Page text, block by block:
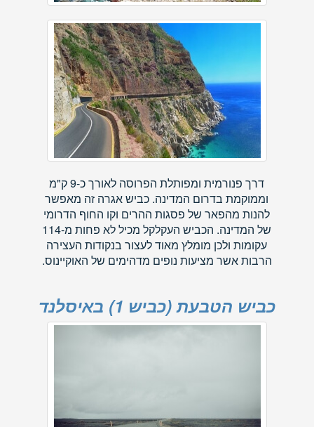
דרך פנורמית ומפותלת הפרוסה לאורך כ-9 ק"מ
וממוקמת בדרום המדינה. כביש אגרה זה מאפשר
להנות מהפאר של פסגות ההרים וקו החוף הדרומי
של המדינה. הכביש העקלקל מכיל לא פחות מ-114
עקומות ולכן מומלץ מאוד לעצור בנקודות העצירה
הרבות אשר מציעות נופים מדהימים של האוקיינוס.
כביש הטבעת (כביש 1) באיסלנד